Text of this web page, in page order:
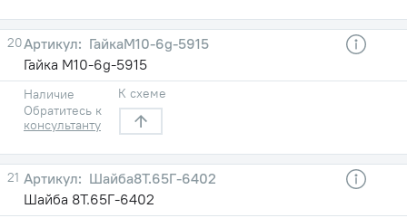
20
ГайкаМ10-6g-5915
Гайка М10-6g-5915
Наличие
Обратитесь к
консультанту
К схеме
21
Шайба8Т.65Г-6402
Шайба 8Т.65Г-6402